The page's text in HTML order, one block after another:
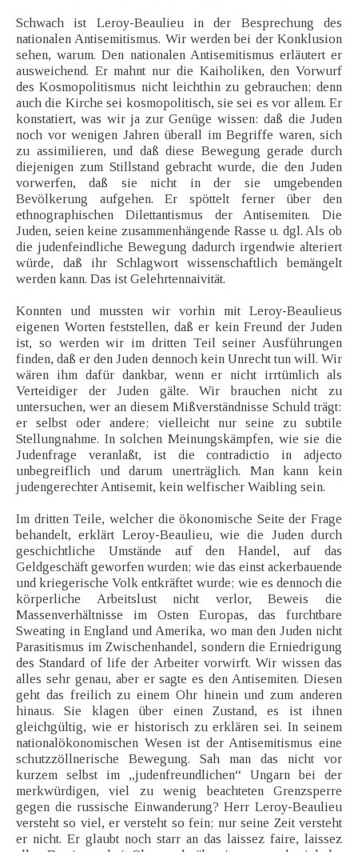
Schwach ist Leroy-Beaulieu in der Besprechung des
nationalen Antisemitismus. Wir werden bei der Konklusion
sehen, warum. Den nationalen Antisemitismus erläutert er
ausweichend. Er mahnt nur die Kaiholiken, den Vorwurf
des Kosmopolitismus nicht leichthin zu gebrauchen; denn
auch die Kirche sei kosmopolitisch, sie sei es vor allem. Er
konstatiert, was wir ja zur Genüge wissen: daß die Juden
noch vor wenigen Jahren überall im Begriffe waren, sich
zu assimilieren, und daß diese Bewegung gerade durch
diejenigen zum Stillstand gebracht wurde, die den Juden
vorwerfen, daß sie nicht in der sie umgebenden
Bevölkerung aufgehen. Er spöttelt ferner über den
ethnographischen Dilettantismus der Antisemiten. Die
Juden, seien keine zusammenhängende Rasse u. dgl. Als ob
die judenfeindliche Bewegung dadurch irgendwie alteriert
würde, daß ihr Schlagwort wissenschaftlich bemängelt
werden kann. Das ist Gelehrtennaivität.
Konnten und mussten wir vorhin mit Leroy-Beaulieus
eigenen Worten feststellen, daß er kein Freund der Juden
ist, so werden wir im dritten Teil seiner Ausführungen
finden, daß er den Juden dennoch kein Unrecht tun will. Wir
wären ihm dafür dankbar, wenn er nicht irrtümlich als
Verteidiger der Juden gälte. Wir brauchen nicht zu
untersuchen, wer an diesem Mißverständnisse Schuld trägt:
er selbst oder andere; vielleicht nur seine zu subtile
Stellungnahme. In solchen Meinungskämpfen, wie sie die
Judenfrage veranlaßt, ist die contradictio in adjecto
unbegreiflich und darum unerträglich. Man kann kein
judengerechter Antisemit, kein welfischer Waibling sein.
Im dritten Teile, welcher die ökonomische Seite der Frage
behandelt, erklärt Leroy-Beaulieu, wie die Juden durch
geschichtliche Umstände auf den Handel, auf das
Geldgeschäft geworfen wurden; wie das einst ackerbauende
und kriegerische Volk entkräftet wurde; wie es dennoch die
körperliche Arbeitslust nicht verlor, Beweis die
Massenverhältnisse im Osten Europas, das furchtbare
Sweating in England und Amerika, wo man den Juden nicht
Parasitismus im Zwischenhandel, sondern die Erniedrigung
des Standard of life der Arbeiter vorwirft. Wir wissen das
alles sehr genau, aber er sagte es den Antisemiten. Diesen
geht das freilich zu einem Ohr hinein und zum anderen
hinaus. Sie klagen über einen Zustand, es ist ihnen
gleichgültig, wie er historisch zu erklären sei. In seinem
nationalökonomischen Wesen ist der Antisemitismus eine
schutzzöllnerische Bewegung. Sah man das nicht vor
kurzem selbst im „judenfreundlichen“ Ungarn bei der
merkwürdigen, viel zu wenig beachteten Grenzsperre
gegen die russische Einwanderung? Herr Leroy-Beaulieu
versteht so viel, er versteht so fein; nur seine Zeit versteht
er nicht. Er glaubt noch starr an das laissez faire, laissez